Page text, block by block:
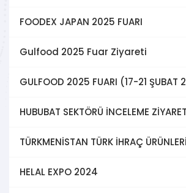
FOODEX JAPAN 2025 FUARI
Gulfood 2025 Fuar Ziyareti
GULFOOD 2025 FUARI (17-21 ŞUBAT
HUBUBAT SEKTÖRÜ İNCELEME
TÜRKMENİSTAN TÜRK İHRAÇ
HELAL EXPO 2024